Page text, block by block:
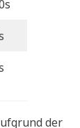
der